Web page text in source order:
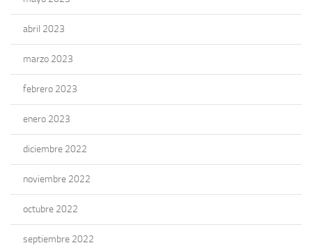
abril 2023
marzo 2023
febrero 2023
enero 2023
diciembre 2022
noviembre 2022
octubre 2022
septiembre 2022